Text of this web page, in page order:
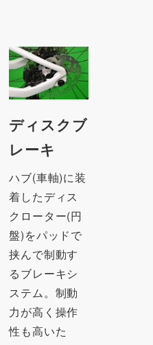
ディスクブ
レーキ
ハブ(車軸)に装
着したディス
クローター(円
盤)をパッドで
挟んで制動す
るブレーキシ
ステム。制動
力が高く操作
性も高いた